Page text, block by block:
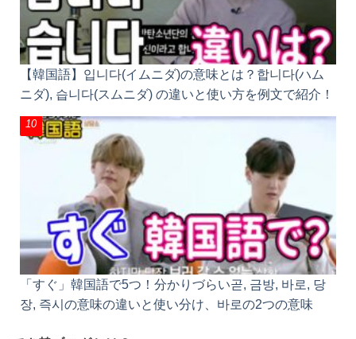
【韓国語】입니다(イムニダ)の意味とは？합니다(ハム
ニダ), 습니다(スムニダ) の違いと使い方を例文で紹
介！
「すぐ」韓国語で5つ！分かりづらい곧, 금방, 바로,
당장, 즉시の意味の違いと使い分け、바로の2つの意